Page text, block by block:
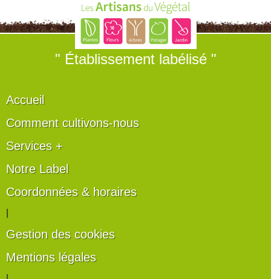
" Établissement labélisé "
Accueil
Comment cultivons-nous
Services +
Notre Label
Coordonnées & horaires
Gestion des cookies
Mentions légales